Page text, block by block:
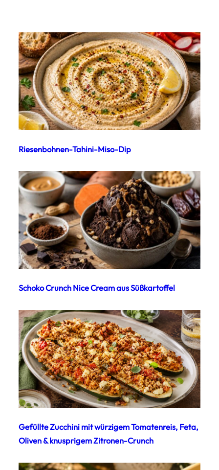
Riesenbohnen-Tahini-Miso-Dip
Schoko Crunch Nice Cream aus Süßkartoffel
Gefüllte Zucchini mit würzigem Tomatenreis, Feta,
Oliven & knusprigem Zitronen-Crunch